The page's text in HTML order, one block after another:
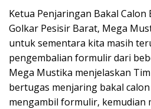
Ketua Penjaringan Bakal
Golkar Pesisir Barat, Mega
untuk sementara kita masih
pengembalian formulir dari
Mega Mustika menjelaskan
bertugas menjaring bakal
mengambil formulir, kemudian